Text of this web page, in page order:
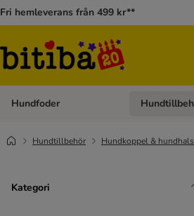
Fri hemleverans från 499 kr**
Hundfoder Open
Hundtillbehör Hundkoppel &
Kategori